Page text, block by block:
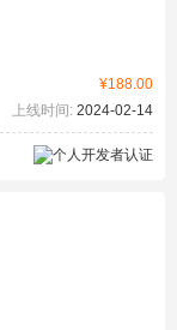
¥188.00
上线时间: 2024-02-14